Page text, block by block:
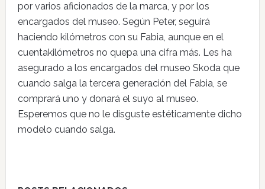
por varios aficionados de la marca, y por los
encargados del museo. Según Peter, seguirá
haciendo kilómetros con su Fabia, aunque en el
cuentakilómetros no quepa una cifra más. Les ha
asegurado a los encargados del museo Skoda que
cuando salga la tercera generación del Fabia, se
comprará uno y donará el suyo al museo.
Esperemos que no le disguste estéticamente dicho
modelo cuando salga.